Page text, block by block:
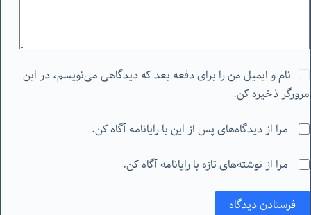
نام و ایمیل من را برای دفعه بعد که دیدگاهی می‌نویسم، در این
مرورگر ذخیره کن.
مرا از دیدگاه‌های پس از این با رایانامه آگاه کن.
مرا از نوشته‌های تازه با رایانامه آگاه کن.
فرستادن دیدگاه